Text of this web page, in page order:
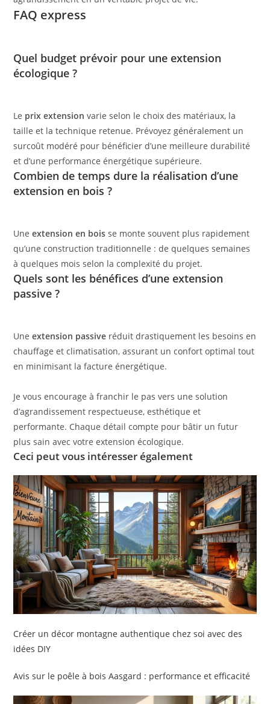
FAQ express
Quel budget prévoir pour une extension
écologique ?
Le prix extension varie selon le choix des matériaux, la
taille et la technique retenue. Prévoyez généralement un
surcoût modéré pour bénéficier d’une meilleure durabilité
et d’une performance énergétique supérieure.
Combien de temps dure la réalisation d’une
extension en bois ?
Uneextension en bois se monte souvent plus rapidement
qu’une construction traditionnelle : de quelques semaines
à quelques mois selon la complexité du projet.
Quels sont les bénéfices d’une extension
passive ?
Uneextension passive réduit drastiquement les besoins en
chauffage et climatisation, assurant un confort optimal tout
en minimisant la facture énergétique.
Je vous encourage à franchir le pas vers une solution
d’agrandissement respectueuse, esthétique et
performante. Chaque détail compte pour bâtir un futur
plus sain avec votre extension écologique.
Ceci peut vous intéresser également
Créer un décor montagne authentique chez soi avec des
idées DIY
Avis sur le poêle à bois Aasgard : performance et efficacité